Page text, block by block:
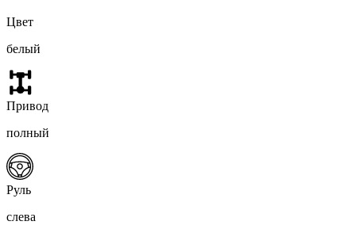
Цвет
белый
Привод
полный
Руль
слева